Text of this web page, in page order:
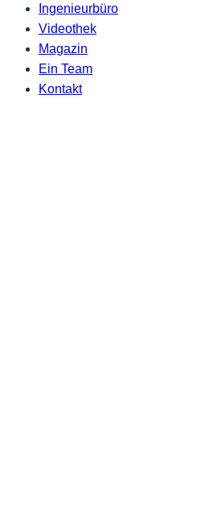
Ingenieurbüro
Videothek
Magazin
Ein Team
Kontakt